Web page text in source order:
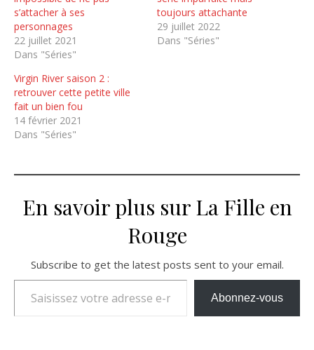
s’attacher à ses
personnages
22 juillet 2021
Dans "Séries"
toujours attachante
29 juillet 2022
Dans "Séries"
Virgin River saison 2 :
retrouver cette petite ville
fait un bien fou
14 février 2021
Dans "Séries"
En savoir plus sur La Fille en
Rouge
Subscribe to get the latest posts sent to your email.
Saisissez votre adresse e-mail…
Abonnez-vous